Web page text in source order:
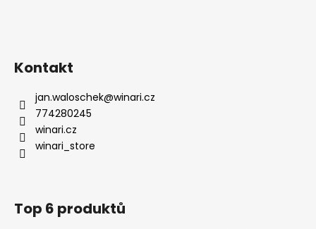
Kontakt
jan.waloschek@winari.cz
774280245
winari.cz
winari_store
Top 6 produktů